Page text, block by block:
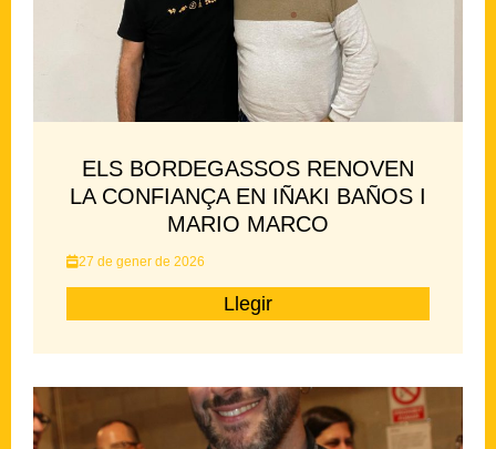
ELS BORDEGASSOS RENOVEN
LA CONFIANÇA EN IÑAKI BAÑOS I
MARIO MARCO
27 de gener de 2026
Llegir